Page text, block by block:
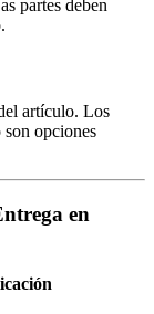
partes deben
artículo. Los
son opciones
en